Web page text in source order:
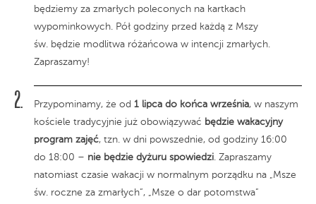
będziemy za zmarłych poleconych na kartkach
wypominkowych. Pół godziny przed każdą z Mszy
św. będzie modlitwa różańcowa w intencji zmarłych.
Zapraszamy!
Przypominamy, że od 1 lipca do końca września, w naszym
kościele tradycyjnie już obowiązywać będzie wakacyjny
program zajęć, tzn. w dni powszednie, od godziny 16:00
do 18:00 – nie będzie dyżuru spowiedzi. Zapraszamy
natomiast czasie wakacji w normalnym porządku na „Msze
św. roczne za zmarłych”, „Msze o dar potomstwa”